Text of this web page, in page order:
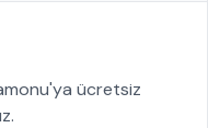
ücretsiz